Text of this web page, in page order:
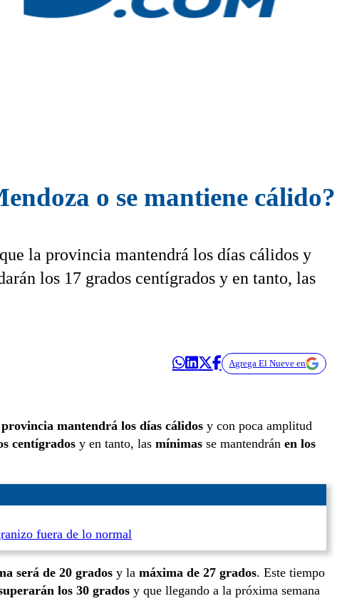
o se mantiene cálido?
la provincia mantendrá los días cálidos y
los 17 grados centígrados y en tanto, las
Agrega El Nueve en
provincia mantendrá los días cálidos y con poca amplitud
centígrados y en tanto, las mínimas se mantendrán en los
fuera de lo normal
será de 20 grados y la máxima de 27 grados. Este tiempo
los 30 grados y que llegando a la próxima semana